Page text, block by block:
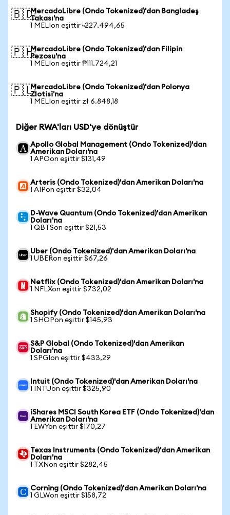
🇧🇩MercadoLibre (Ondo Tokenized)'dan Bangladeş
Takası'na
1 MELIon eşittir ৳227.494,65
🇵🇭MercadoLibre (Ondo Tokenized)'dan Filipin
Pezosu'na
1 MELIon eşittir ₱111.724,21
🇵🇱MercadoLibre (Ondo Tokenized)'dan Polonya
Zlotisi'na
1 MELIon eşittir zł 6.848,18
Diğer RWA'ları USD'ye dönüştür
Apollo Global Management (Ondo Tokenized)'dan
Amerikan Doları'na
1 APOon eşittir $131,49
Arteris (Ondo Tokenized)'dan Amerikan Doları'na
1 AIPon eşittir $32,04
D-Wave Quantum (Ondo Tokenized)'dan Amerikan
Doları'na
1 QBTSon eşittir $21,53
Uber (Ondo Tokenized)'dan Amerikan Doları'na
1 UBERon eşittir $67,26
Netflix (Ondo Tokenized)'dan Amerikan Doları'na
1 NFLXon eşittir $732,02
Shopify (Ondo Tokenized)'dan Amerikan Doları'na
1 SHOPon eşittir $145,93
S&P Global (Ondo Tokenized)'dan Amerikan
Doları'na
1 SPGIon eşittir $433,29
Intuit (Ondo Tokenized)'dan Amerikan Doları'na
1 INTUon eşittir $325,90
iShares MSCI South Korea ETF (Ondo Tokenized)'dan
Amerikan Doları'na
1 EWYon eşittir $170,27
Texas Instruments (Ondo Tokenized)'dan Amerikan
Doları'na
1 TXNon eşittir $282,45
Corning (Ondo Tokenized)'dan Amerikan Doları'na
1 GLWon eşittir $158,72